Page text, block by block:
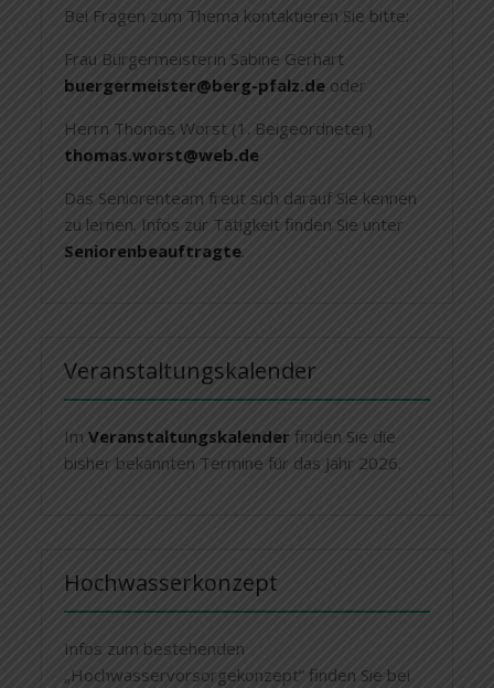
Bei Fragen zum Thema kontaktieren Sie bitte:
Frau Bürgermeisterin Sabine Gerhart
buergermeister@berg-pfalz.de oder
Herrn Thomas Worst (1. Beigeordneter)
thomas.worst@web.de
Das Seniorenteam freut sich darauf Sie kennen
zu lernen. Infos zur Tätigkeit finden Sie unter
Seniorenbeauftragte.
Veranstaltungskalender
ImVeranstaltungskalender finden Sie die
bisher bekannten Termine für das Jahr 2026.
Hochwasserkonzept
Infos zum bestehenden
„Hochwasservorsorgekonzept“ finden Sie bei